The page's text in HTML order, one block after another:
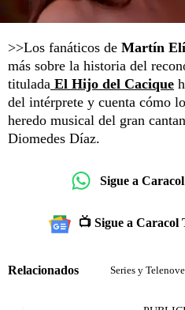
>>Los fanáticos de Martín
más sobre la historia del
titulada El Hijo del Cacique
del intérprete y cuenta cómo
heredo musical del gran
Diomedes Díaz.
Sigue a
📺 Sigue a Caracol
Relacionados Series y